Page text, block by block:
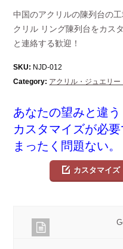
中国のアクリルの陳列台の
クリル リング陳列台をカス
と連絡する歓迎！
SKU: NJD-012
Category: アクリル・ジュエリー
あなたの望みと違う
カスタマイズが必要
まったく問題ない。
カスタマイズ